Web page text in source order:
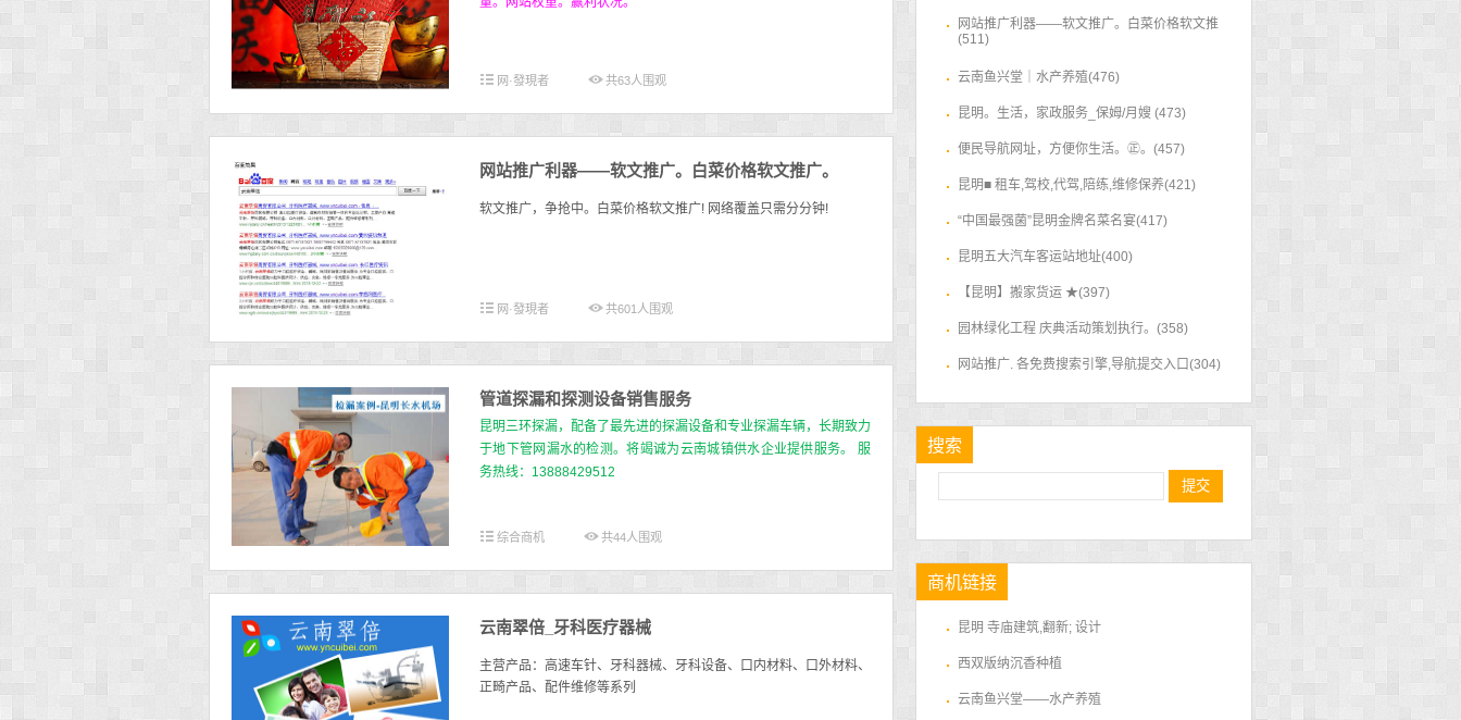
网·發現者 共63人围观
网站推广利器——软文推广。白菜价格软文推广。
软文推广，争抢中。白菜价格软文推广! 网络覆盖只需分分钟!
网·發現者 共601 人围观
管道探漏和探测设备销售服务
昆明三环探漏，配备了最先进的探漏设备和专业探漏车辆，长期致力
于地下管网漏水的检测。将竭诚为云南城镇供水企业提供服务。
服
务热线：13888429512
综合商机 共44人围观
云南翠倍_牙科医疗器械
主营产品：高速车针、牙科器械、牙科设备、口内材料、口外材料、
正畸产品、配件维修等系列
网站推广利器——软文推广。白菜价格软文推
(511)
云南鱼兴堂｜水产养殖(476)
昆明。生活，家政服务_保姆/月嫂 (473)
便民导航网址，方便你生活。㊣。(457)
昆明■ 租车,驾校,代驾,陪练,维修保养(421)
“中国最强菌”昆明金牌名菜名宴(417)
昆明五大汽车客运站地址(400)
【昆明】搬家货运 ★(397)
园林绿化工程 庆典活动策划执行。(358)
网站推广. 各免费搜索引擎,导航提交入口(304)
搜索
商机链接
昆明 寺庙建筑,翻新; 设计
西双版纳沉香种植
云南鱼兴堂——水产养殖